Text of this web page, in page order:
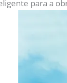
para a